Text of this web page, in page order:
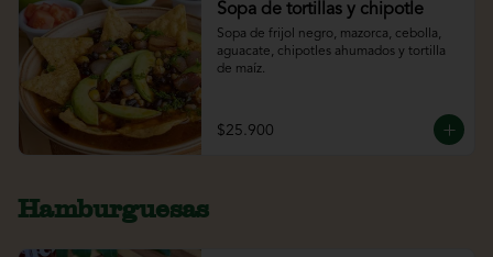
Sopa de tortillas y chipotle
Sopa de frijol negro, mazorca, cebolla,
aguacate, chipotles ahumados y tortilla
de maíz.
$25.900
Hamburguesas